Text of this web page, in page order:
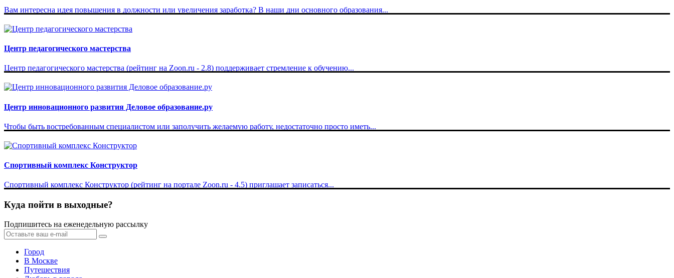
Вам интересна идея повышения в должности или увеличения заработка? В наши дни основного образования...
Центр педагогического мастерства
Центр педагогического мастерства (рейтинг на Zoon.ru - 2.8) поддерживает стремление к обучению...
Центр инновационного развития Деловое образование.ру
Чтобы быть востребованным специалистом или заполучить желаемую работу, недостаточно просто иметь...
Спортивный комплекс Конструктор
Спортивный комплекс Конструктор (рейтинг на портале Zoon.ru - 4.5) приглашает записаться...
Куда пойти в выходные?
Подпишитесь на еженедельную рассылку
Город
В Москве
Путешествия